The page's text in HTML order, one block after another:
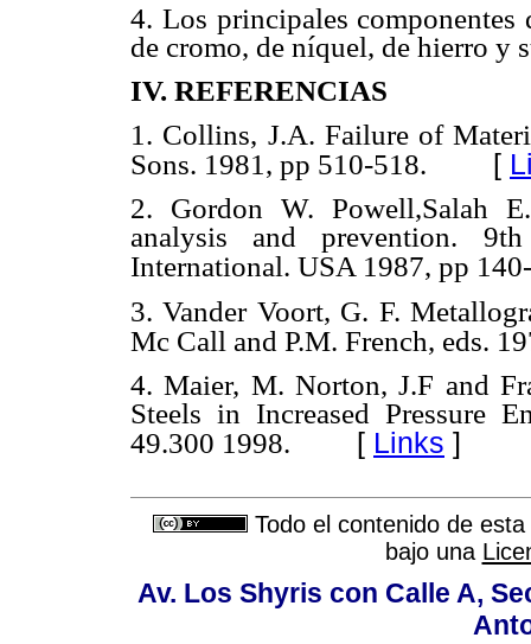
4. Los principales
de cromo, de níquel, de hierro y
IV. REFERENCIAS
1. Collins, J.A. Failure of
Sons. 1981, pp 510-518. [
2. Gordon W. Powell,Salah
analysis and prevention.
International. USA 1987, pp
3. Vander Voort, G. F.
Mc Call and P.M. French, eds.
4. Maier, M. Norton, J.F and
Steels in Increased Pressure
49.300 1998. [ Links ]
Todo el contenido de
bajo una
Av. Los Shyris con Calle A,